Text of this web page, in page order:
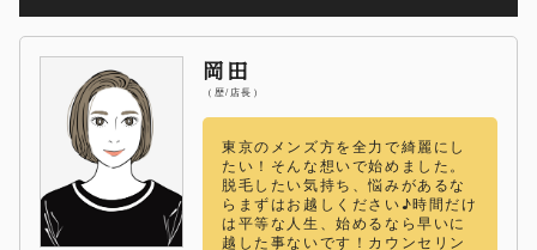
岡田
（歴/店長）
東京のメンズ方を全力で綺麗にし
たい！そんな想いで始めました。
脱毛したい気持ち、悩みがあるな
らまずはお越しください♪時間だけ
は平等な人生、始めるなら早いに
越した事ないです！カウンセリン